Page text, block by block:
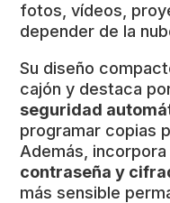
fotos, vídeos,
depender de la
Su diseño
cajón y destaca
seguridad
programar copias
Además, incorpora
contraseña y
más sensible